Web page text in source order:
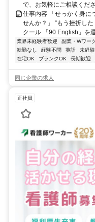
で、お気軽にご相談くださ
仕事内容 「せっかく身に
せんか？」 “もう挫折し
クール 「90 English」を
業界未経験者歓迎 副業・Wワー
転勤なし
経験不問 英語 未経
在宅OK
ブランクOK 長期歓迎
同じ企業の求人
正社員